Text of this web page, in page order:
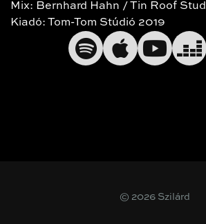
Mix: Bernhard Hahn / Tin Roof
Kiadó: Tom-Tom Stúdió 2019
© 2026 Szilárd